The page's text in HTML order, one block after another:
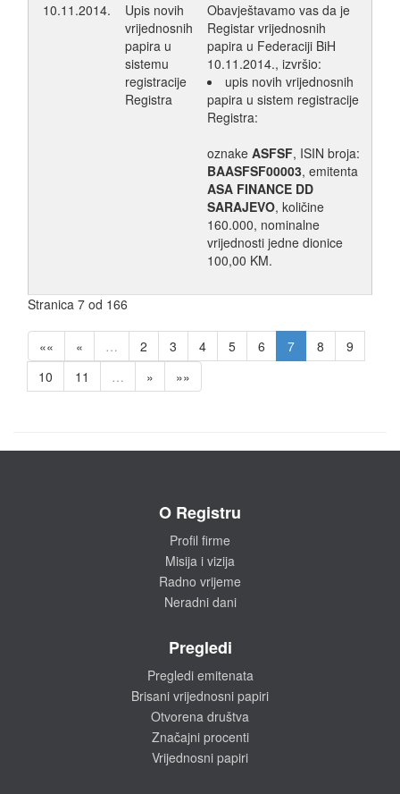
10.11.2014.
Upis novih
vrijednosnih
papira u
sistemu
registracije
Registra
Obavještavamo vas da je
Registar vrijednosnih
papira u Federaciji BiH
10.11.2014., izvršio:
upis novih vrijednosnih
papira u sistem registracije
Registra:
oznake ASFSF, ISIN broja:
BAASFSF00003, emitenta
ASA FINANCE DD
SARAJEVO, količine
160.000, nominalne
vrijednosti jedne dionice
100,00 KM.
Stranica 7 od 166
«« « … 2 3 4 5 6 7 8
9
10
11 … » »»
O Registru
Profil firme
Misija i vizija
Radno vrijeme
Neradni dani
Pregledi
Pregledi emitenata
Brisani vrijednosni papiri
Otvorena društva
Značajni procenti
Vrijednosni papiri